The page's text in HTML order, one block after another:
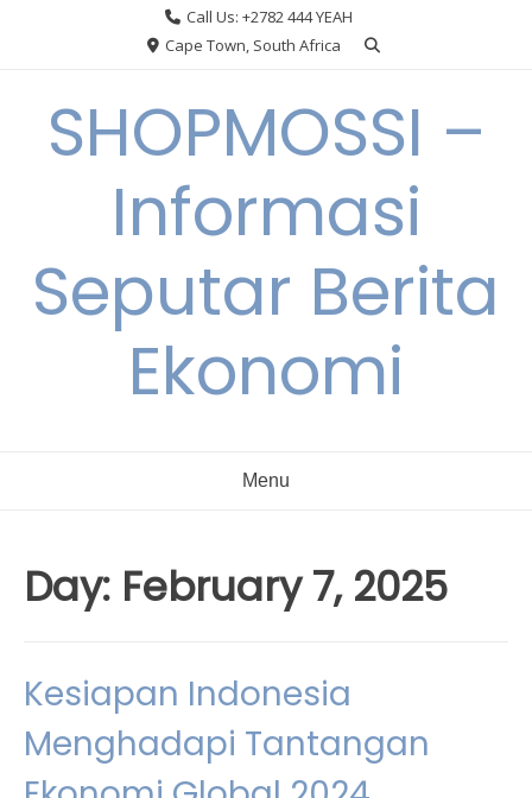
Call Us: +2782 444 YEAH
Cape Town, South Africa
SHOPMOSSI –
Informasi
Seputar Berita
Ekonomi
Menu
Day: February 7, 2025
Kesiapan Indonesia
Menghadapi Tantangan